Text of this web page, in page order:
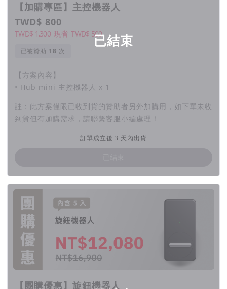
已結束
【加購專區】主控機器人
TWD$ 800
TWD$ 1,300 現省 TWD$ 500
已被贊助 次
【方案內容】
• Hub mini 主控機器人 x 1
註：此方案僅限已收到貨的贊助者另外加購用，如下單未收
到貨但有加購需求，請聯繫客服小編處理！
訂單成立後 3 天內出貨
【團購優惠】旋鈕機器人